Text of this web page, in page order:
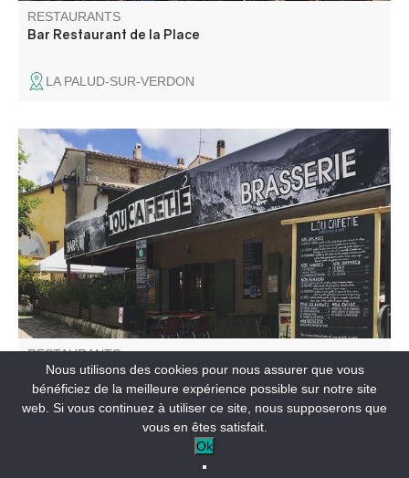
RESTAURANTS
Bar Restaurant de la Place
LA PALUD-SUR-VERDON
Lou Cafetié est le point de ralliement des grimpeurs,
randonneurs désirant déguster nos spécialités. Mise en
avant des produits frais, bio et locaux. Concerts tous les
vendredis en juillet et août : l'ambiance chaleureuse est
au programme.
RESTAURANTS
Bar Brasserie Lou Cafetié
Nous utilisons des cookies pour nous assurer que vous
bénéficiez de la meilleure expérience possible sur notre site
web. Si vous continuez à utiliser ce site, nous supposerons que
vous en êtes satisfait.
Ok